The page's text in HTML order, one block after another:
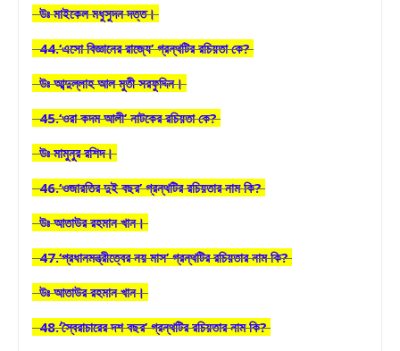
উঃ মাইকেল মধুসুদন দত্ত।
44.‘এসো বিজ্ঞানের রাজ্যে’ গ্রন্থটির রচিয়তা কে?
উঃ আব্দুল্লাহ আল মুতী সরফুদ্দিন।
45.‘ওরা কদম আলী’ নাটকের রচিয়তা কে?
উঃ মামুনুর রশিদ।
46.‘ওজারতির দুই বছর’ গ্রন্থটির রচিয়তার নাম কি?
উঃ আতাউর রহমান খান।
47.‘প্রধানমন্ত্রীত্বের নয় মাস’ গ্রন্থটির রচিয়তার নাম কি?
উঃ আতাউর রহমান খান।
48.‘স্বৈরাচারের দশ বছর’ গ্রন্থটির রচিয়তার নাম কি?